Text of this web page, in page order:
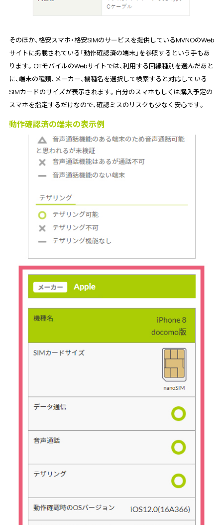
そのほか、格安スマホ・格安SIMのサービスを提供しているMVNOのWeb
サイトに掲載されている「動作確認済の端末」を参照するという手もあ
ります。QTモバイルのWebサイトでは、利用する回線種別を選んだあと
に、端末の種類、メーカー、機種名を選択して検索すると対応している
SIMカードのサイズが表示されます。自分のスマホもしくは購入予定の
スマホを指定するだけなので、確認ミスのリスクも少なく安心です。
動作確認済の端末の表示例